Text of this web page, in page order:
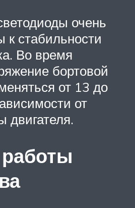
очень
к стабильности
Во время
бортовой
от 13 до
от
двигателя.